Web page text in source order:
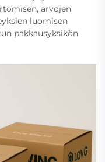
arvojen
luomisen
pakkausyksikön